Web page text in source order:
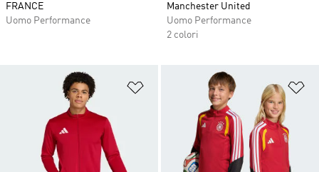
FRANCE
Uomo Performance
Manchester United
Uomo Performance
2 colori
Aggiungi alla lista dei desideri